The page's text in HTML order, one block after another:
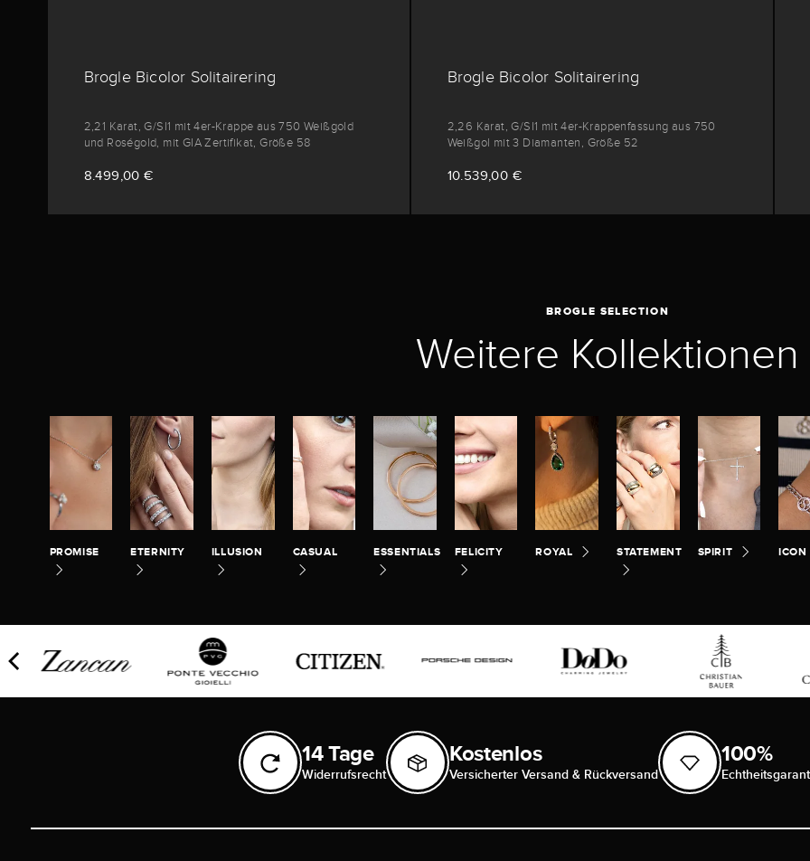
Brogle Bicolor Solitairering
2,21 Karat, G/SI1 mit 4er-Krappe aus 750 Weißgold
und Roségold, mit GIA Zertifikat, Größe 58
8.499,00 €
Brogle Bicolor Solitairering
2,26 Karat, G/SI1 mit 4er-Krappenfassung aus 750
Weißgol mit 3 Diamanten, Größe 52
10.539,00 €
BROGLE SELECTION
Weitere Kollektionen
PROMISE ETERNITY ILLUSION CASUAL ESSENTIALS FELICITY ROYAL STATEMENT SPIRIT ICON
14 Tage
Widerrufsrecht
Kostenlos
Versicherter Versand & Rückversand
100%